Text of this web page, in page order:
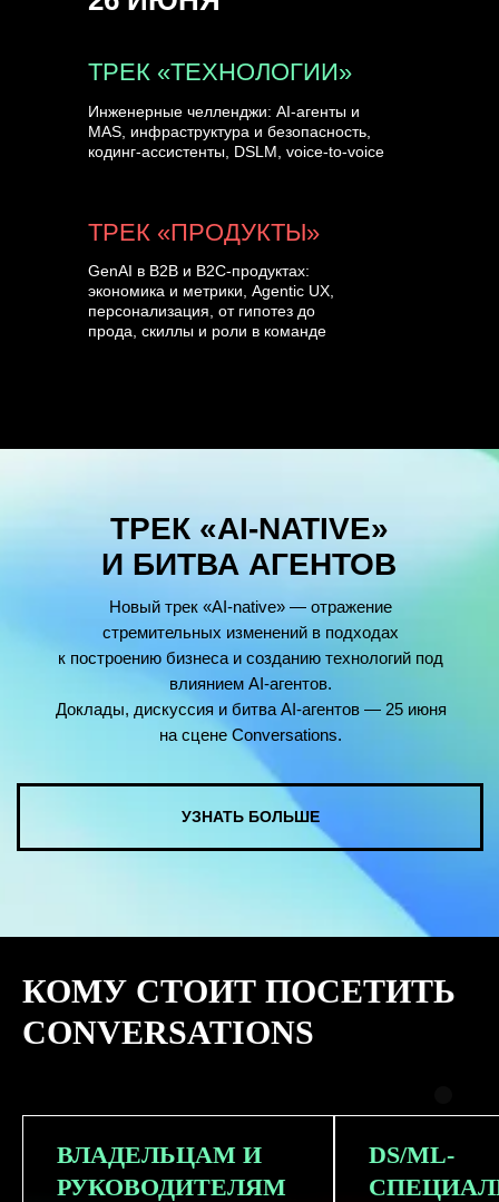
ТРЕК «ПРОДУКТЫ»
GenAI в B2B и B2C-продуктах:
экономика и метрики, Agentic UX,
персонализация, от гипотез до
прода, скиллы и роли в команде
Инженерные челленджи: AI-агенты и
MAS, инфраструктура и безопасность,
кодинг-ассистенты, DSLM, voice-to-voice
ТРЕК «ТЕХНОЛОГИИ»
КОМУ СТОИТ ПОСЕТИТЬ
CONVERSATIONS
ВЛАДЕЛЬЦАМ И
РУКОВОДИТЕЛЯМ
DS/ML-